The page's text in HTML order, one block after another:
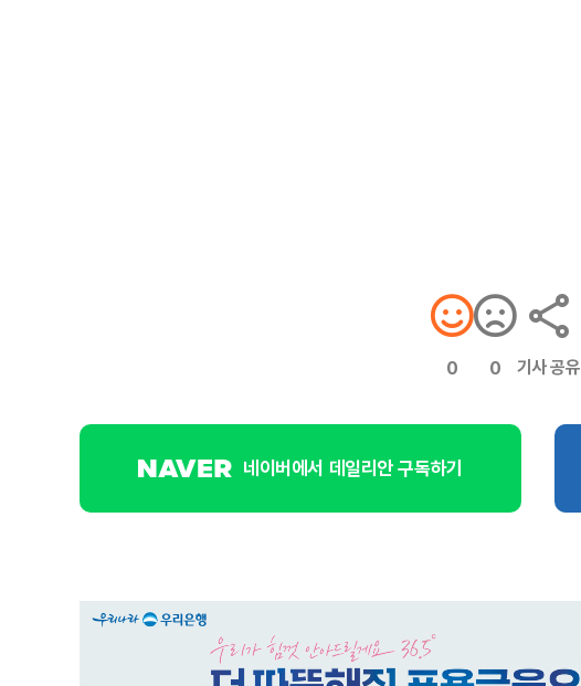
0 0 기사 공유
네이버에서 데일리안 구독하기